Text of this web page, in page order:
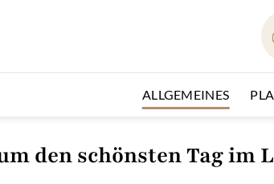
ALLGEMEINES
den schönsten Tag im